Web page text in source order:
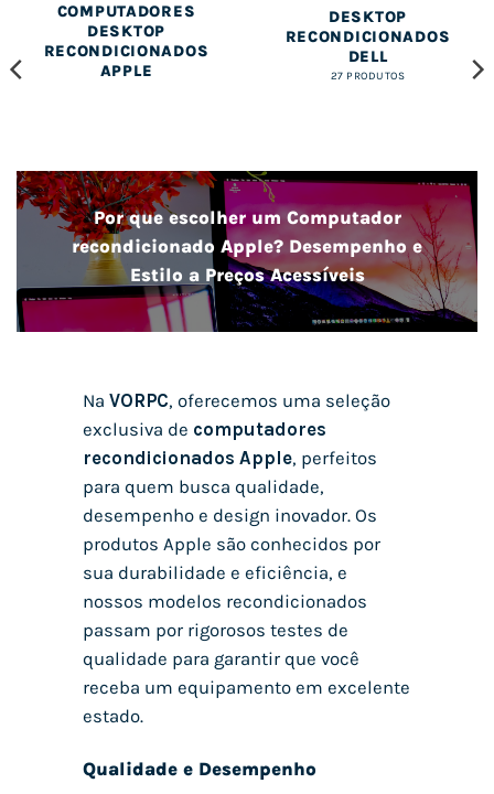
COMPUTADORES
DESKTOP
RECONDICIONADOS
APPLE
DESKTOP
RECONDICIONADOS
DELL
27 PRODUTOS
Por que escolher um Computador
recondicionado Apple? Desempenho e
Estilo a Preços Acessíveis
Na VORPC, oferecemos uma seleção
exclusiva de computadores
recondicionados Apple, perfeitos
para quem busca qualidade,
desempenho e design inovador. Os
produtos Apple são conhecidos por
sua durabilidade e eficiência, e
nossos modelos recondicionados
passam por rigorosos testes de
qualidade para garantir que você
receba um equipamento em excelente
estado.
Qualidade e Desempenho